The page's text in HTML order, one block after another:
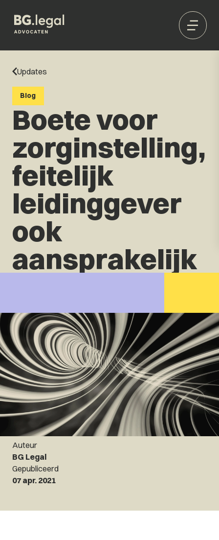
Updates
Blog
Boete voor
zorginstelling,
feitelijk
leidinggever
ook
aansprakelijk
Auteur
BG Legal
Gepubliceerd
07 apr. 2021